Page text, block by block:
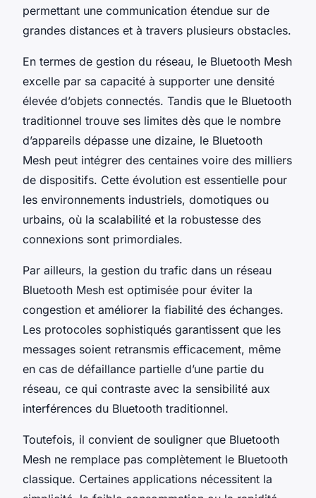
permettant une communication étendue sur de
grandes distances et à travers plusieurs obstacles.
En termes de gestion du réseau, le Bluetooth Mesh
excelle par sa capacité à supporter une densité
élevée d’objets connectés. Tandis que le Bluetooth
traditionnel trouve ses limites dès que le nombre
d’appareils dépasse une dizaine, le Bluetooth
Mesh peut intégrer des centaines voire des milliers
de dispositifs. Cette évolution est essentielle pour
les environnements industriels, domotiques ou
urbains, où la scalabilité et la robustesse des
connexions sont primordiales.
Par ailleurs, la gestion du trafic dans un réseau
Bluetooth Mesh est optimisée pour éviter la
congestion et améliorer la fiabilité des échanges.
Les protocoles sophistiqués garantissent que les
messages soient retransmis efficacement, même
en cas de défaillance partielle d’une partie du
réseau, ce qui contraste avec la sensibilité aux
interférences du Bluetooth traditionnel.
Toutefois, il convient de souligner que Bluetooth
Mesh ne remplace pas complètement le Bluetooth
classique. Certaines applications nécessitent la